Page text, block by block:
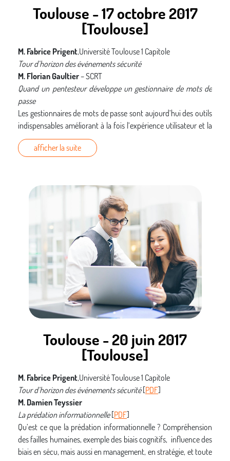
Toulouse - 17 octobre 2017
[Toulouse]
M. Fabrice Prigent,Université Toulouse 1 Capitole
Tour d’horizon des événements sécurité
M. Florian Gaultier– SCRT
Quand un pentesteur développe un gestionnaire de mots de
passe
Les gestionnaires de mots de passe sont aujourd’hui des outils
indispensables améliorant à la fois l’expérience utilisateur et la
robustesse des mots de passe.
De très bons outils existent pour les particuliers mais d’autres
durant des audits n’ont pas révélé de solutions optimales.
Entre binding LDAP et KeePass partagé en SMB, chacun y va de
C’est de ce constat qu’est né secret-in.me, un gestionnaire de
mots de passe open source orienté pour l’entreprise.
M. Pierre-Yves Bonnetain-Nesterenko – B&A Consultants
Quelques mots sur le RGPD[ PDF]
Le Règlement Général pour la Protection des Données entrera
en vigueur fin mai 2018 dans toute l’Europe. Il amène des
changements significatifs aux législations existantes (dont la
législation française), avec des contraintes que les entreprises
afficher la suite
Toulouse - 20 juin 2017
[Toulouse]
M. Fabrice Prigent,Université Toulouse 1 Capitole
Tour d’horizon des événements sécurité[PDF]
M. Damien Teyssier
La prédation informationnelle[PDF]
Qu’est ce que la prédation informationnelle ? Compréhension
des failles humaines, exemple des biais cognitifs, influence des
biais en sécu, mais aussi en management, en stratégie, et toute